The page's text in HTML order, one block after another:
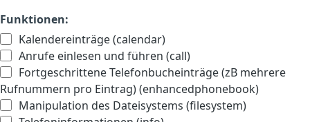
Funktionen:
Kalendereinträge (calendar)
Anrufe einlesen und führen (call)
Fortgeschrittene Telefonbucheinträge (zB mehrere
Rufnummern pro Eintrag) (enhancedphonebook)
Manipulation des Dateisystems (filesystem)